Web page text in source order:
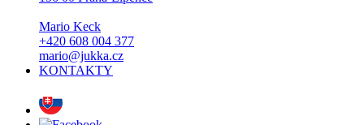
Mario Keck
+420 608 004 377
mario@jukka.cz
KONTAKTY